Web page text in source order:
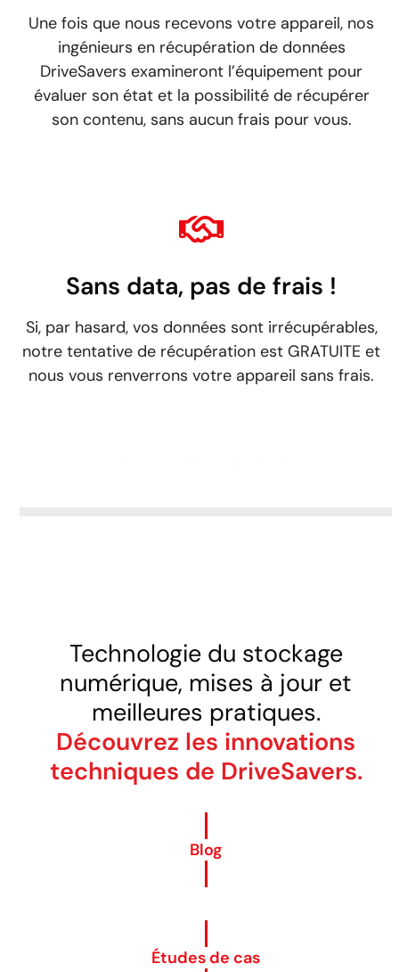
Une fois que nous recevons votre appareil, nos
ingénieurs en récupération de données
DriveSavers examineront l’équipement pour
évaluer son état et la possibilité de récupérer
son contenu, sans aucun frais pour vous.
Sans data, pas de frais !
Si, par hasard, vos données sont irrécupérables,
notre tentative de récupération est GRATUITE et
nous vous renverrons votre appareil sans frais.
Technologie du stockage
numérique, mises à jour et
meilleures pratiques.
Découvrez les innovations
techniques de DriveSavers.
Blog
Études de cas